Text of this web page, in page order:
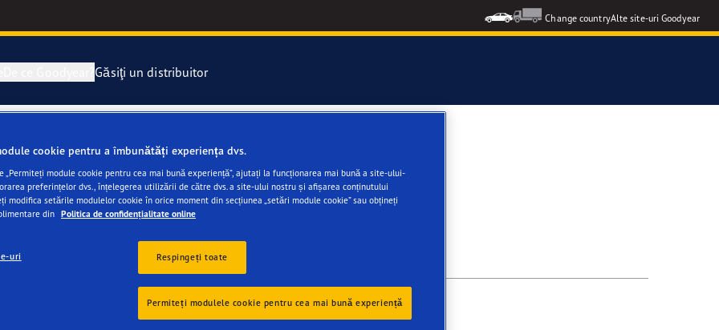
Change countryAlte site-uri Goodyear
de rezervă
mobilității electrice
Găsiţi un distribuitor
cookie pentru a îmbunătăți experiența dvs.
„Permiteți module cookie pentru cea mai bună experiență”, ajutați la funcționarea mai bună a site-ului-
preferințelor dvs., înțelegerea utilizării de către dvs. a site-ului nostru și afișarea conținutului
modifica setările modulelor cookie în orice moment din secțiunea „setări module cookie” sau obțineți
din Politica de confidențialitate online
uri Respingeți toate
Permiteți modulele cookie pentru cea mai bună experiență